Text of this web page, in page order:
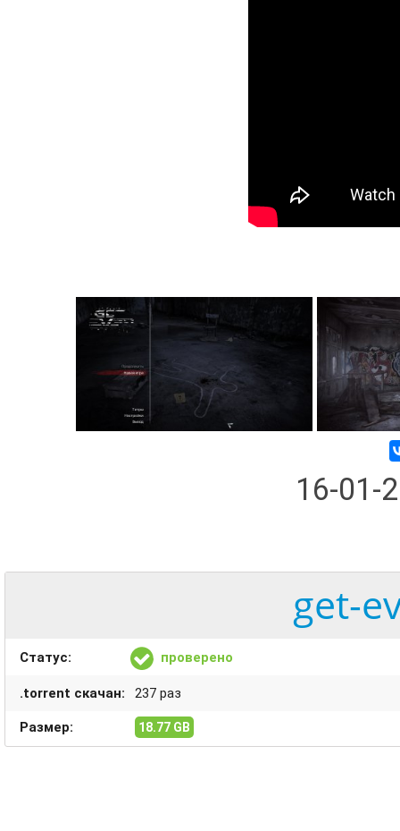
16-01-
get-
Статус: проверено
.torrent скачан: 237 раз
Размер: 18.77 GB